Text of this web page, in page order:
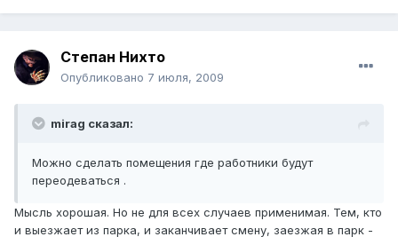
Степан Нихто
Опубликовано 7 июля, 2009
mirag сказал:
Можно сделать помещения где работники будут
переодеваться .
Мысль хорошая. Но не для всех случаев применимая. Тем, кто
и выезжает из парка, и заканчивает смену, заезжая в парк -